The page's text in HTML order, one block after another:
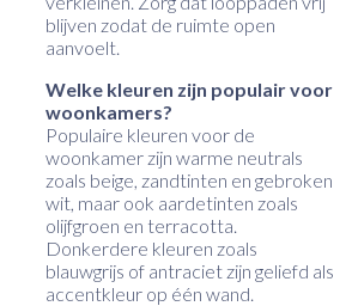
blijven zodat de ruimte open
aanvoelt.
Welke kleuren zijn populair voor
woonkamers?
Populaire kleuren voor de
woonkamer zijn warme neutrals
zoals beige, zandtinten en gebroken
wit, maar ook aardetinten zoals
olijfgroen en terracotta.
Donkerdere kleuren zoals
blauwgrijs of antraciet zijn geliefd als
accentkleur op één wand.